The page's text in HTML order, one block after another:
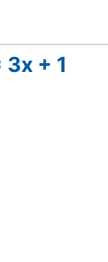
+ 1